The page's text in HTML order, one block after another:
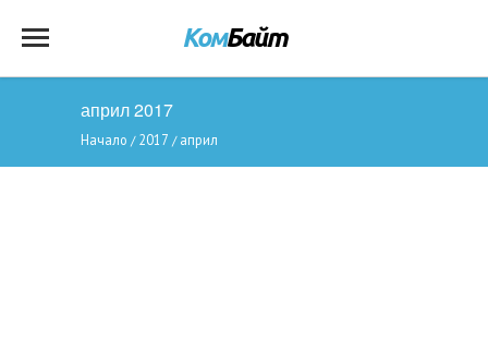
април 2017
Начало / 2017 / април